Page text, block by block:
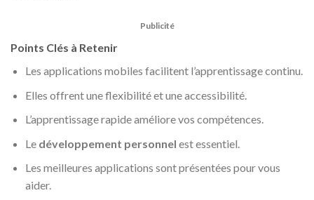
Publicité
Points Clés à Retenir
Les applications mobiles facilitent l’apprentissage continu.
Elles offrent une flexibilité et une accessibilité.
L’apprentissage rapide améliore vos compétences.
Le développement personnel est essentiel.
Les meilleures applications sont présentées pour vous
aider.